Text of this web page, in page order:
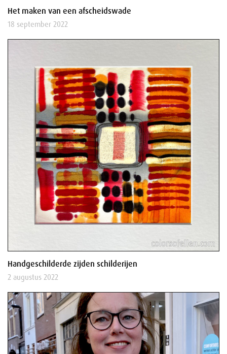
Het maken van een afscheidswade
18 september 2022
Handgeschilderde zijden schilderijen
2 augustus 2022